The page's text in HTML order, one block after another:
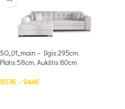
SO_01_main – Ilgis:295cm,
Plotis:58cm, Aukštis:80cm
853€– 944€